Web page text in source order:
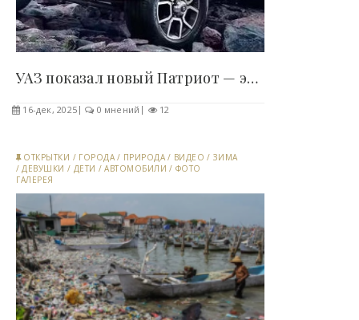
УАЗ показал новый Патриот — это первый рестайлинг..
16-дек, 2025 0 мнений 12
ОТКРЫТКИ / ГОРОДА / ПРИРОДА / ВИДЕО / ЗИМА
/ДЕВУШКИ / ДЕТИ /АВТОМОБИЛИ / ФОТО
ГАЛЕРЕЯ